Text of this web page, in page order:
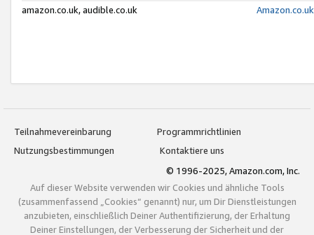
amazon.co.uk, audible.co.uk
Teilnahmevereinbarung
Programmrichtlinien
Nutzungsbestimmungen
Kontaktiere uns
© 1996-2025, Amazon.com, Inc.
Auf dieser Website verwenden wir Cookies und ähnliche Tools
(zusammenfassend „Cookies“ genannt) nur, um Dir Dienstleistungen
anzubieten, einschließlich Deiner Authentifizierung, der Erhaltung
Deiner Einstellungen, der Verbesserung der Sicherheit und der